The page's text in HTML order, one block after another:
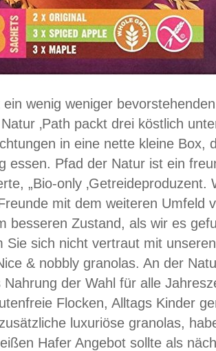
ein wenig weniger
‚Path packt drei köstlich
in eine nette kleine Box,
essen. Pfad der Natur ist ein
„Bio-only
mit dem weiteren Umfeld
besseren Zustand, als wir es
Sie sich nicht vertraut mit
& nobbly granolas. An der
Nahrung der Wahl für alle
Flocken, Alltags Kinder
luxuriöse granolas,
Hafer Angebot sollte als